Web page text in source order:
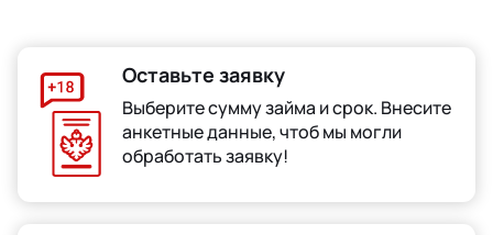
Оставьте заявку
Выберите сумму займа и срок. Внесите
анкетные данные, чтоб мы могли
обработать заявку!